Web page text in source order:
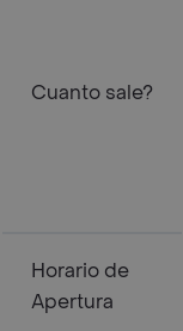
Cuanto sale?
Horario de
Apertura